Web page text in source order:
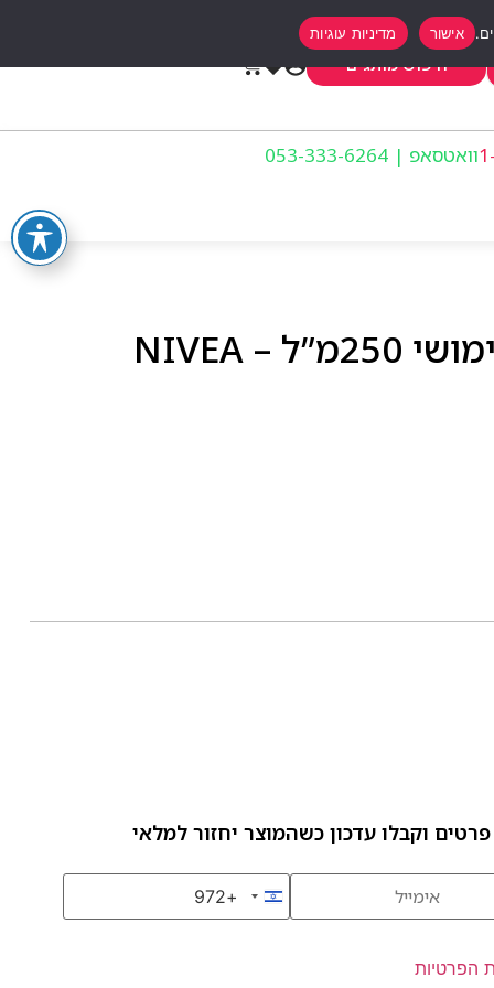
חיפוש מותגים
וואטסאפ | 053-333-6264
ניואה קרם לחות רב שימושי 250מ”ל – NIVEA
וקבלו עדכון כשהמוצר יחזור למלאי
Israel +972
+972
הפרטיות
אישור מדיניות עוגיות